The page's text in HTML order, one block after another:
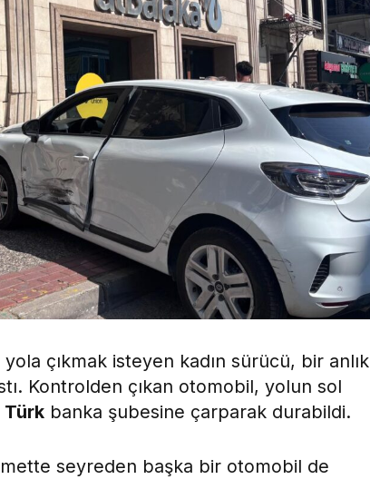
çıkmak isteyen kadın sürücü, bir anlık
Kontrolden çıkan otomobil, yolun sol
Türk banka şubesine çarparak durabildi.
seyreden başka bir otomobil de